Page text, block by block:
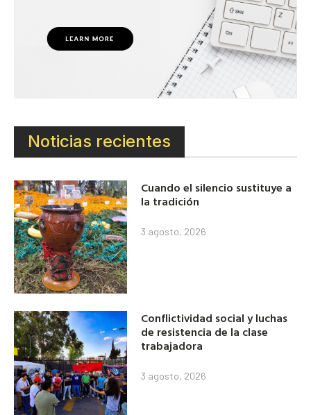
Noticias recientes
Cuando el silencio sustituye a
la tradición
3 agosto, 2026
Conflictividad social y luchas
de resistencia de la clase
trabajadora
3 agosto, 2026